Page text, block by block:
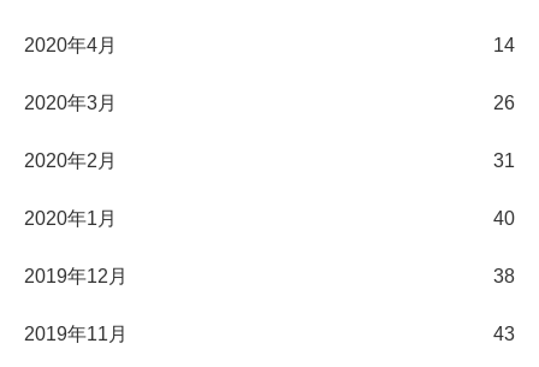
2020年4月 14
2020年3月 26
2020年2月 31
2020年1月 40
2019年12月 38
2019年11月 43